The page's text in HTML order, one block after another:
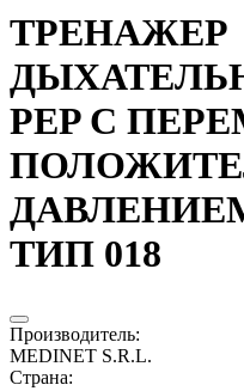
ТРЕНАЖЕР
PEP С
ТИП 018
Производитель:
MEDINET S.R.L.
Страна: